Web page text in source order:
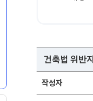
건축법 위반
작성자